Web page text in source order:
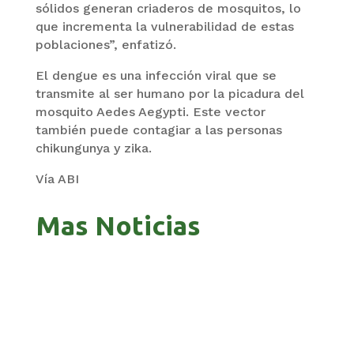
sólidos generan criaderos de mosquitos, lo
que incrementa la vulnerabilidad de estas
poblaciones”, enfatizó.
El dengue es una infección viral que se
transmite al ser humano por la picadura del
mosquito Aedes Aegypti. Este vector
también puede contagiar a las personas
chikungunya y zika.
Vía ABI
Mas Noticias